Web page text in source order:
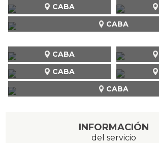
CABA
CABA
CABA
CABA
CABA
INFORMACIÓN
del servicio